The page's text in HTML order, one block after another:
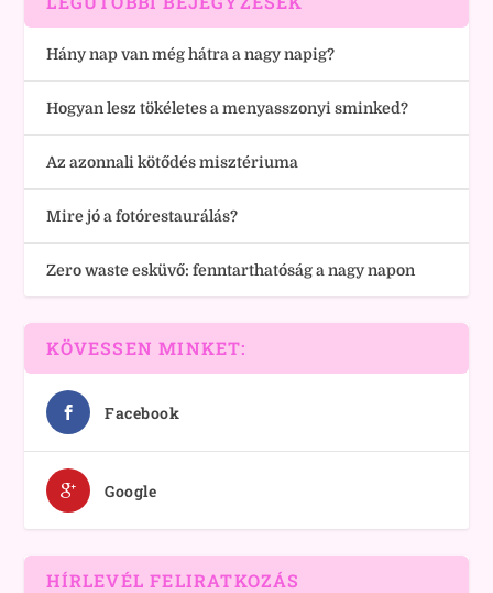
Hány nap van még hátra a nagy napig?
Hogyan lesz tökéletes a menyasszonyi sminked?
Az azonnali kötődés misztériuma
Mire jó a fotórestaurálás?
Zero waste esküvő: fenntarthatóság a nagy napon
KÖVESSEN MINKET:
Facebook
Google
HÍRLEVÉL FELIRATKOZÁS